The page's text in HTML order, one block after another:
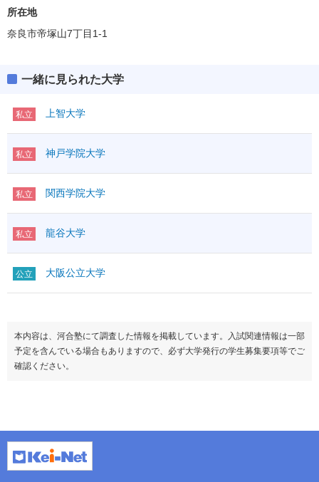
偏差値
法学部
偏差値 35.0
現代生活学部
偏差値 35.0～37.5
所在地
奈良市帝塚山7丁目1-1
一緒に見られた大学
私立 上智大学
私立 神戸学院大学
私立 関西学院大学
私立 龍谷大学
公立 大阪公立大学
本内容は、河合塾にて調査した情報を掲載しています。入試関連情報は一部
予定を含んでいる場合もありますので、必ず大学発行の学生募集要項等でご
確認ください。